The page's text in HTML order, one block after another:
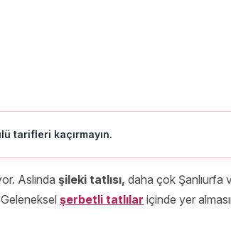
tarifleri kaçırmayın.
Aslında şileki tatlısı, daha çok Şanlıurfa
şerbetli tatlılar içinde yer